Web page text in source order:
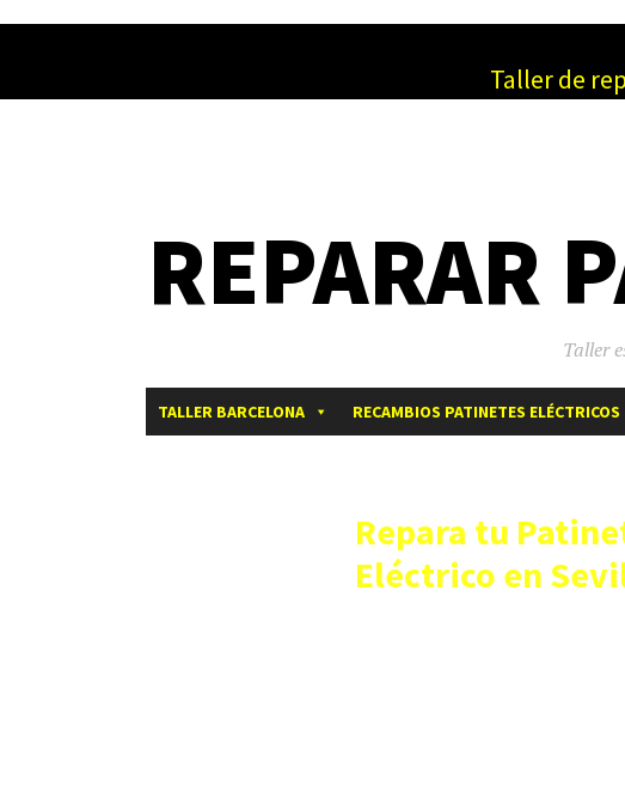
Taller de
REPARAR
Taller
TALLER BARCELONA RECAMBIOS PATINETES ELÉCTRICOS
Repara tu
Eléctrico en